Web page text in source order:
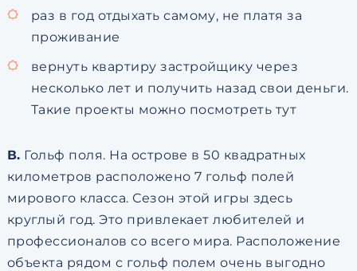
раз в год отдыхать самому, не платя за
проживание
вернуть квартиру застройщику через
несколько лет и получить назад свои деньги.
Такие проекты можно посмотреть тут
В. Гольф поля. На острове в 50 квадратных
километров расположено 7 гольф полей
мирового класса. Сезон этой игры здесь
круглый год. Это привлекает любителей и
профессионалов со всего мира. Расположение
объекта рядом с гольф полем очень выгодно